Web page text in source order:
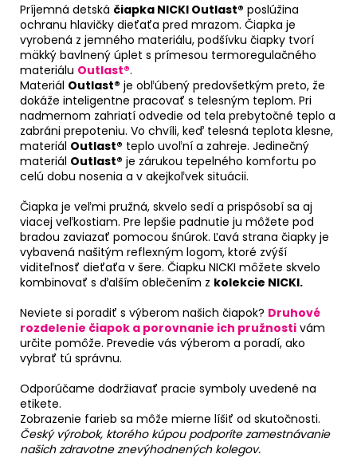
Príjemná detská čiapka NICKI Outlast® poslúžina
ochranu hlavičky dieťaťa pred mrazom. Čiapka je
vyrobená z jemného materiálu, podšívku čiapky tvorí
mäkký bavlnený úplet s prímesou termoregulačného
materiálu Outlast®.
Materiál Outlast® je obľúbený predovšetkým preto, že
dokáže inteligentne pracovať s telesným teplom. Pri
nadmernom zahriatí odvedie od tela prebytočné teplo a
zabráni prepoteniu. Vo chvíli, keď telesná teplota klesne,
materiál Outlast® teplo uvoľní a zahreje. Jedinečný
materiál Outlast® je zárukou tepelného komfortu po
celú dobu nosenia a v akejkoľvek situácii.
Čiapka je veľmi pružná, skvelo sedí a prispôsobí sa aj
viacej veľkostiam. Pre lepšie padnutie ju môžete pod
bradou zaviazať pomocou šnúrok. Ľavá strana čiapky je
vybavená našitým reflexným logom, ktoré zvýší
viditeľnosť dieťaťa v šere. Čiapku NICKI môžete skvelo
kombinovať s ďalším oblečením z kolekcie NICKI.
Neviete si poradiť s výberom našich čiapok? Druhové
rozdelenie čiapok a porovnanie ich pružnosti vám
určite pomôže. Prevedie vás výberom a poradí, ako
vybrať tú správnu.
Odporúčame dodržiavať pracie symboly uvedené na
etikete.
Zobrazenie farieb sa môže mierne líšiť od skutočnosti.
Český výrobok, ktorého kúpou podporíte zamestnávanie
našich zdravotne znevýhodnených kolegov.